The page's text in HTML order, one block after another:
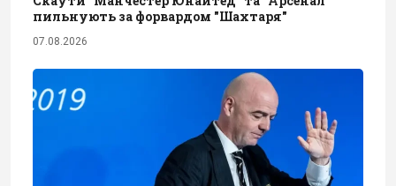
пильнують за форвардом "Шахтаря"
07.08.2026